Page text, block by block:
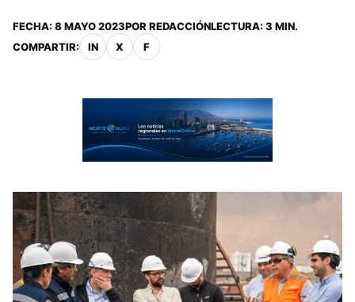
FECHA: 8 MAYO 2023POR REDACCIÓNLECTURA: 3 MIN.
COMPARTIR:
IN X F